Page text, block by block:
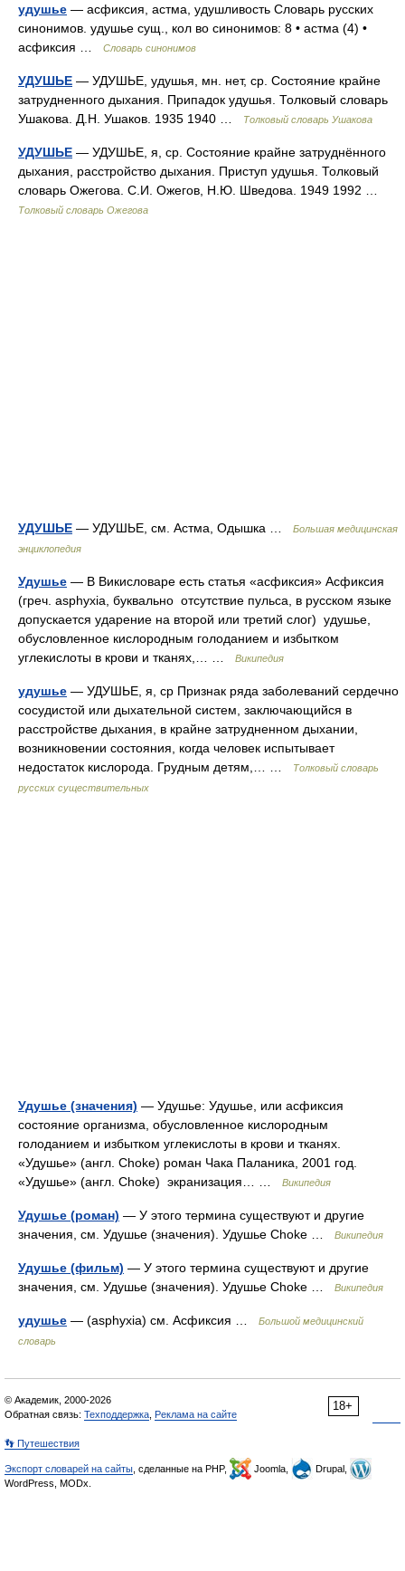
удушье — асфиксия, астма, удушливость Словарь русских
синонимов. удушье сущ., кол во синонимов: 8 • астма (4) •
асфиксия …
Словарь синонимов
УДУШЬЕ — УДУШЬЕ, удушья, мн. нет, ср. Состояние крайне
затрудненного дыхания. Припадок удушья. Толковый словарь
Ушакова. Д.Н. Ушаков. 1935 1940 …
Толковый словарь Ушакова
УДУШЬЕ — УДУШЬЕ, я, ср. Состояние крайне затруднённого
дыхания, расстройство дыхания. Приступ удушья. Толковый
словарь Ожегова. С.И. Ожегов, Н.Ю. Шведова. 1949 1992 …
Толковый словарь Ожегова
УДУШЬЕ — УДУШЬЕ, см. Астма, Одышка …
Большая медицинская
энциклопедия
Удушье — В Викисловаре есть статья «асфиксия» Асфиксия
(греч. asphyxia, буквально отсутствие пульса, в русском языке
допускается ударение на второй или третий слог) удушье,
обусловленное кислородным голоданием и избытком
углекислоты в крови и тканях,… …
Википедия
удушье — УДУШЬЕ, я, ср Признак ряда заболеваний сердечно
сосудистой или дыхательной систем, заключающийся в
расстройстве дыхания, в крайне затрудненном дыхании,
возникновении состояния, когда человек испытывает
недостаток кислорода. Грудным детям,… …
Толковый словарь
русских существительных
Удушье (значения) — Удушье: Удушье, или асфиксия
состояние организма, обусловленное кислородным
голоданием и избытком углекислоты в крови и тканях.
«Удушье» (англ. Choke) роман Чака Паланика, 2001 год.
«Удушье» (англ. Choke) экранизация… …
Википедия
Удушье (роман) — У этого термина существуют и другие
значения, см. Удушье (значения). Удушье Choke …
Википедия
Удушье (фильм) — У этого термина существуют и другие
значения, см. Удушье (значения). Удушье Choke …
Википедия
удушье — (asphyxia) см. Асфиксия …
Большой медицинский
словарь
18+
© Академик, 2000-2026
Обратная связь: Техподдержка Реклама на сайте
👣 Путешествия
Экспорт словарей на сайты , сделанные на PHP, Joomla,
Drupal,
WordPress, MODx.